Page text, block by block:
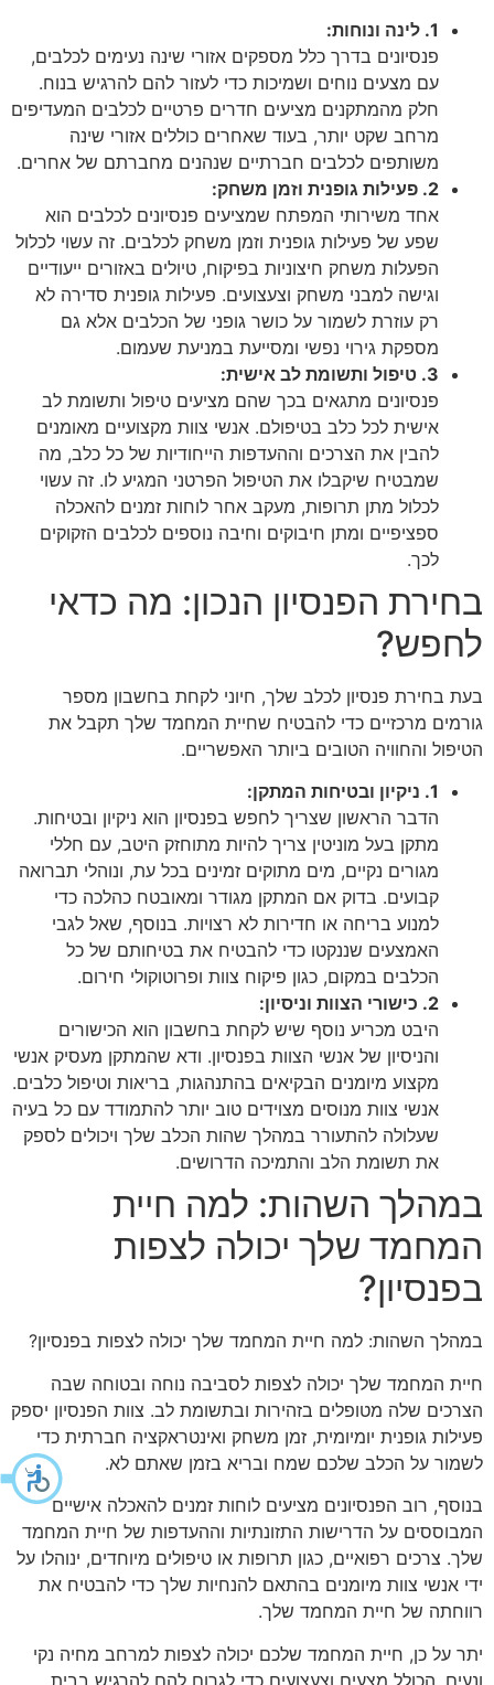
1. לינה ונוחות:
פנסיונים בדרך כלל מספקים אזורי שינה נעימים לכלבים,
עם מצעים נוחים ושמיכות כדי לעזור להם להרגיש בנוח.
חלק מהמתקנים מציעים חדרים פרטיים לכלבים המעדיפים
מרחב שקט יותר, בעוד שאחרים כוללים אזורי שינה
משותפים לכלבים חברתיים שנהנים מחברתם של אחרים.
2. פעילות גופנית וזמן משחק:
אחד משירותי המפתח שמציעים פנסיונים לכלבים הוא
שפע של פעילות גופנית וזמן משחק לכלבים. זה עשוי לכלול
הפעלות משחק חיצוניות בפיקוח, טיולים באזורים ייעודיים
וגישה למבני משחק וצעצועים. פעילות גופנית סדירה לא
רק עוזרת לשמור על כושר גופני של הכלבים אלא גם
מספקת גירוי נפשי ומסייעת במניעת שעמום.
3. טיפול ותשומת לב אישית:
פנסיונים מתגאים בכך שהם מציעים טיפול ותשומת לב
אישית לכל כלב בטיפולם. אנשי צוות מקצועיים מאומנים
להבין את הצרכים וההעדפות הייחודיות של כל כלב, מה
שמבטיח שיקבלו את הטיפול הפרטני המגיע לו. זה עשוי
לכלול מתן תרופות, מעקב אחר לוחות זמנים להאכלה
ספציפיים ומתן חיבוקים וחיבה נוספים לכלבים הזקוקים
לכך.
בחירת הפנסיון הנכון: מה כדאי
לחפש?
בעת בחירת פנסיון לכלב שלך, חיוני לקחת בחשבון מספר
גורמים מרכזיים כדי להבטיח שחיית המחמד שלך תקבל את
הטיפול והחוויה הטובים ביותר האפשריים.
1. ניקיון ובטיחות המתקן:
הדבר הראשון שצריך לחפש בפנסיון הוא ניקיון ובטיחות.
מתקן בעל מוניטין צריך להיות מתוחזק היטב, עם חללי
מגורים נקיים, מים מתוקים זמינים בכל עת, ונוהלי תברואה
קבועים. בדוק אם המתקן מגודר ומאובטח כהלכה כדי
למנוע בריחה או חדירות לא רצויות. בנוסף, שאל לגבי
האמצעים שננקטו כדי להבטיח את בטיחותם של כל
הכלבים במקום, כגון פיקוח צוות ופרוטוקולי חירום.
2. כישורי הצוות וניסיון:
היבט מכריע נוסף שיש לקחת בחשבון הוא הכישורים
והניסיון של אנשי הצוות בפנסיון. ודא שהמתקן מעסיק אנשי
מקצוע מיומנים הבקיאים בהתנהגות, בריאות וטיפול כלבים.
אנשי צוות מנוסים מצוידים טוב יותר להתמודד עם כל בעיה
שעלולה להתעורר במהלך שהות הכלב שלך ויכולים לספק
את תשומת הלב והתמיכה הדרושים.
במהלך השהות: למה חיית
המחמד שלך יכולה לצפות
בפנסיון?
במהלך השהות: למה חיית המחמד שלך יכולה לצפות בפנסיון?
חיית המחמד שלך יכולה לצפות לסביבה נוחה ובטוחה שבה
הצרכים שלה מטופלים בזהירות ובתשומת לב. צוות הפנסיון יספק
פעילות גופנית יומיומית, זמן משחק ואינטראקציה חברתית כדי
לשמור על הכלב שלכם שמח ובריא בזמן שאתם לא.
בנוסף, רוב הפנסיונים מציעים לוחות זמנים להאכלה אישיים
המבוססים על הדרישות התזונתיות וההעדפות של חיית המחמד
שלך. צרכים רפואיים, כגון תרופות או טיפולים מיוחדים, ינוהלו על
ידי אנשי צוות מיומנים בהתאם להנחיות שלך כדי להבטיח את
רווחתה של חיית המחמד שלך.
יתר על כן, חיית המחמד שלכם יכולה לצפות למרחב מחיה נקי
ונעים, הכולל מצעים וצעצועים כדי לגרום להם להרגיש בבית.